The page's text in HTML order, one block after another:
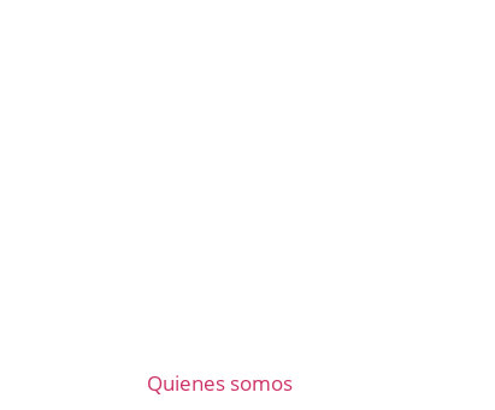
Quienes somos